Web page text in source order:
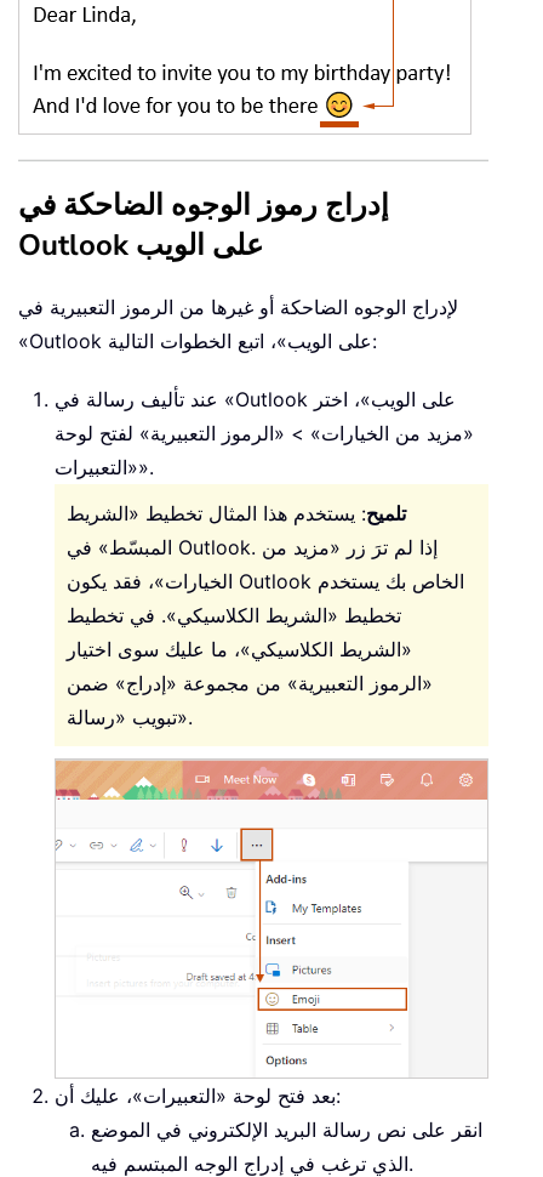
إدراج رموز الوجوه الضاحكة في
Outlook على الويب
لإدراج الوجوه الضاحكة أو غيرها من الرموز التعبيرية في
«Outlook على الويب»، اتبع الخطوات التالية:
عند تأليف رسالة في «Outlook على الويب»، اختر
«مزيد من الخيارات» > «الرموز التعبيرية» لفتح لوحة
«التعبيرات».
تلميح: يستخدم هذا المثال تخطيط «الشريط
المبسّط» في Outlook. إذا لم ترَ زر «مزيد من
الخيارات»، فقد يكون Outlook الخاص بك يستخدم
تخطيط «الشريط الكلاسيكي». في تخطيط
«الشريط الكلاسيكي»، ما عليك سوى اختيار
«الرموز التعبيرية» من مجموعة «إدراج» ضمن
تبويب «رسالة».
بعد فتح لوحة «التعبيرات»، عليك أن:
انقر على نص رسالة البريد الإلكتروني في الموضع
الذي ترغب في إدراج الوجه المبتسم فيه.